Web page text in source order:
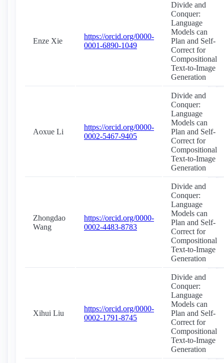
Enze Xie
https://orcid.org/0000-
0001-6890-1049
Divide and
Conquer:
Language
Models can
Plan and Self-
Correct for
Compositional
Text-to-Image
Generation
Aoxue Li
https://orcid.org/0000-
0002-5467-9405
Divide and
Conquer:
Language
Models can
Plan and Self-
Correct for
Compositional
Text-to-Image
Generation
Zhongdao
Wang
https://orcid.org/0000-
0002-4483-8783
Divide and
Conquer:
Language
Models can
Plan and Self-
Correct for
Compositional
Text-to-Image
Generation
Xihui Liu
https://orcid.org/0000-
0002-1791-8745
Divide and
Conquer:
Language
Models can
Plan and Self-
Correct for
Compositional
Text-to-Image
Generation